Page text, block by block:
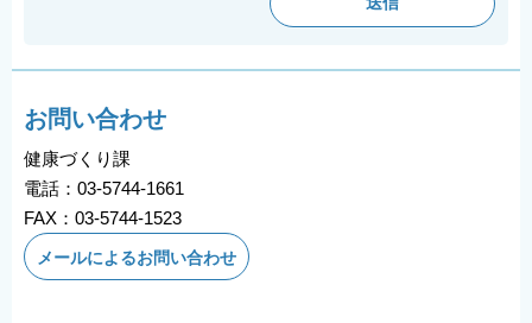
お問い合わせ
健康づくり課
電話：03-5744-1661
FAX：03-5744-1523
メールによるお問い合わせ